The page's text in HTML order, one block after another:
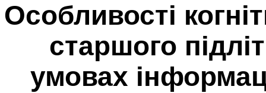
Особливості
старшого
умовах